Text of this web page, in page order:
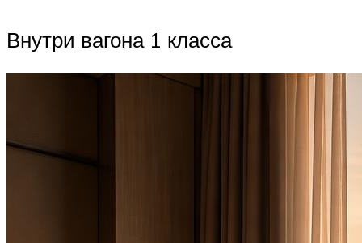
Внутри вагона 1 класса